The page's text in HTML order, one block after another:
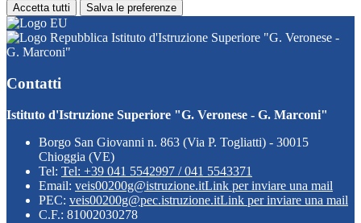
Accetta tutti Salva le preferenze
Istituto d'Istruzione Superiore "G. Veronese -
G. Marconi"
Contatti
Istituto d'Istruzione Superiore "G. Veronese - G. Marconi"
Borgo San Giovanni n. 863 (Via P. Togliatti) - 30015
Chioggia (VE)
Tel: Tel: +39 041 5542997 / 041 5543371
Email: veis00200g@istruzione.itLink per inviare una mail
PEC: veis00200g@pec.istruzione.itLink per inviare una mail
C.F.: 81002030278